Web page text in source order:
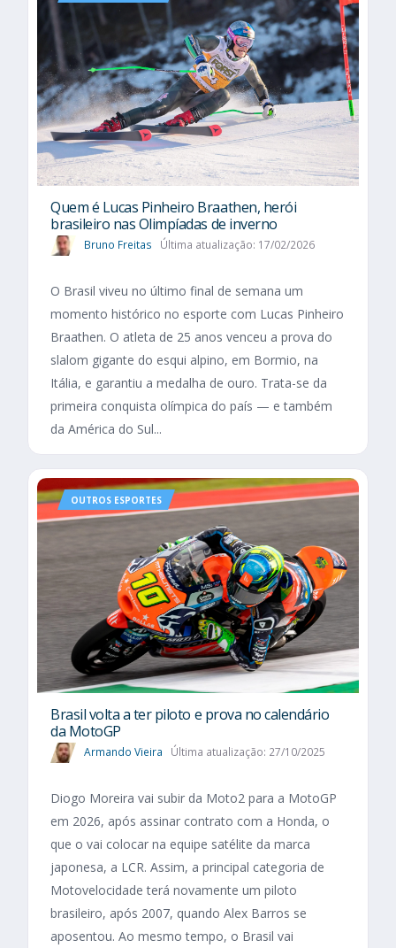
Quem é Lucas Pinheiro Braathen, herói
brasileiro nas Olimpíadas de inverno
Bruno Freitas Última atualização: 17/02/2026
O Brasil viveu no último final de semana um
momento histórico no esporte com Lucas Pinheiro
Braathen. O atleta de 25 anos venceu a prova do
slalom gigante do esqui alpino, em Bormio, na
Itália, e garantiu a medalha de ouro. Trata-se da
primeira conquista olímpica do país — e também
da América do Sul...
OUTROS ESPORTES
Brasil volta a ter piloto e prova no calendário
da MotoGP
Armando Vieira Última atualização: 27/10/2025
Diogo Moreira vai subir da Moto2 para a MotoGP
em 2026, após assinar contrato com a Honda, o
que o vai colocar na equipe satélite da marca
japonesa, a LCR. Assim, a principal categoria de
Motovelocidade terá novamente um piloto
brasileiro, após 2007, quando Alex Barros se
aposentou. Ao mesmo tempo, o Brasil vai